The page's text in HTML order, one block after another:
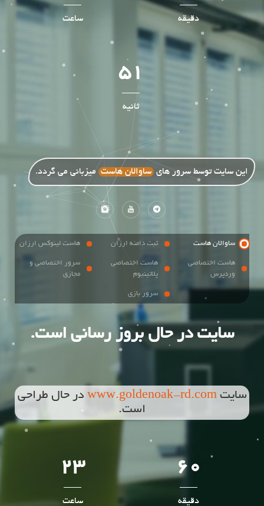
ساعت دقیقه
49
ثانیه
این سایت توسط سرور های ساوالان هاست میزبانی می گردد.
ساوالان هاست ثبت دامنه ارزان هاست لینوکس ارزان
هاست اختصاصی
وردپرس
هاست اختصاصی
پلاتینیوم
سرور اختصاصی و
مجازی
سرور بازی
سایت در حال بروز رسانی است.
سایتwww.goldenoak-rd.com در حال طراحی
است.
23
ساعت
60
دقیقه